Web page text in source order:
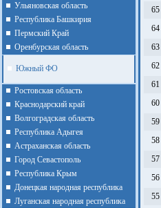
Ульяновская область
Республика Башкирия
Пермский Край
Оренбурская область
Южный ФО
Ростовская область
Краснодарский край
Волгоградская область
Республика Адыгея
Астраханская область
Город Севастополь
Республика Крым
Донецкая народная республика
Луганская народная республика
65
64
63
62
61
60
59
58
57
56
55